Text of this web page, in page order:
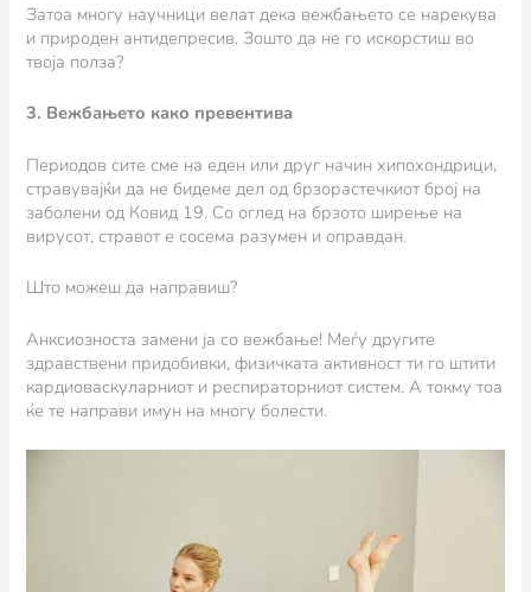
Затоа многу научници велат дека вежбањето се нарекува
и природен антидепресив. Зошто да не го искорстиш во
твоја полза?
3. Вежбањето како превентива
Периодов сите сме на еден или друг начин хипохондрици,
стравувајќи да не бидеме дел од брзорастечкиот број на
заболени од Ковид 19. Со оглед на брзото ширење на
вирусот, стравот е сосема разумен и оправдан.
Што можеш да направиш?
Анксиозноста замени ја со вежбање! Меѓу другите
здравствени придобивки, физичката активност ти го штити
кардиоваскуларниот и респираторниот систем. А токму тоа
ќе те направи имун на многу болести.